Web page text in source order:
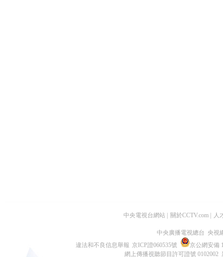
中央電視台網站 關於CCTV.com 人
中央廣播電視總台 央視
違法和不良信息舉報 京ICP證060535號
京公網安備
網上傳播視聽節目許可證號 0102002